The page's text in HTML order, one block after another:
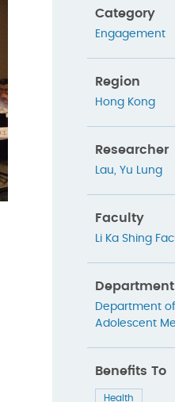
Category
Engagement
Region
Hong Kong
Researcher
Lau, Yu Lung
Faculty
Li Ka Shing
Department
Department
Adolescent
Benefits To
Health